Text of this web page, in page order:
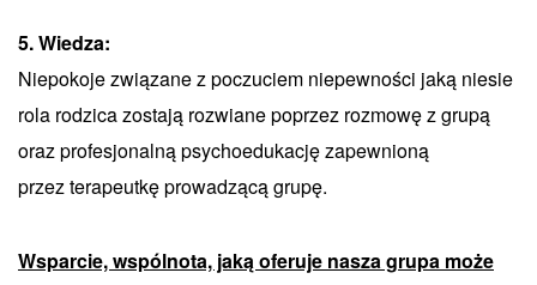
5. Wiedza:
Niepokoje związane z poczuciem niepewności jaką niesie
rola rodzica zostają rozwiane poprzez rozmowę z grupą
oraz profesjonalną psychoedukację zapewnioną
przez terapeutkę prowadzącą grupę.
Wsparcie, wspólnota, jaką oferuje nasza grupa może